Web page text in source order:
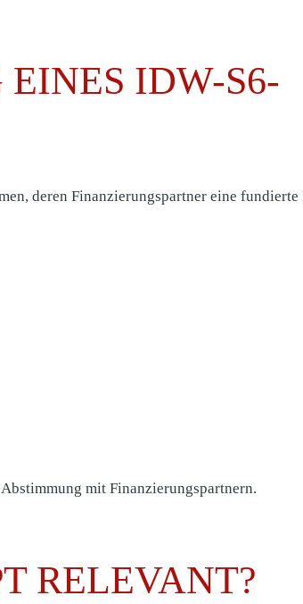
IDW-S6-
deren Finanzierungspartner eine fundierte
mit Finanzierungspartnern.
RELEVANT?